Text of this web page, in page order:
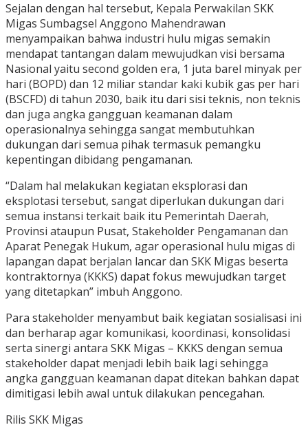
Sejalan dengan hal tersebut, Kepala Perwakilan SKK
Migas Sumbagsel Anggono Mahendrawan
menyampaikan bahwa industri hulu migas semakin
mendapat tantangan dalam mewujudkan visi bersama
Nasional yaitu second golden era, 1 juta barel minyak per
hari (BOPD) dan 12 miliar standar kaki kubik gas per hari
(BSCFD) di tahun 2030, baik itu dari sisi teknis, non teknis
dan juga angka gangguan keamanan dalam
operasionalnya sehingga sangat membutuhkan
dukungan dari semua pihak termasuk pemangku
kepentingan dibidang pengamanan.
“Dalam hal melakukan kegiatan eksplorasi dan
eksplotasi tersebut, sangat diperlukan dukungan dari
semua instansi terkait baik itu Pemerintah Daerah,
Provinsi ataupun Pusat, Stakeholder Pengamanan dan
Aparat Penegak Hukum, agar operasional hulu migas di
lapangan dapat berjalan lancar dan SKK Migas beserta
kontraktornya (KKKS) dapat fokus mewujudkan target
yang ditetapkan” imbuh Anggono.
Para stakeholder menyambut baik kegiatan sosialisasi ini
dan berharap agar komunikasi, koordinasi, konsolidasi
serta sinergi antara SKK Migas – KKKS dengan semua
stakeholder dapat menjadi lebih baik lagi sehingga
angka gangguan keamanan dapat ditekan bahkan dapat
dimitigasi lebih awal untuk dilakukan pencegahan.
Rilis SKK Migas